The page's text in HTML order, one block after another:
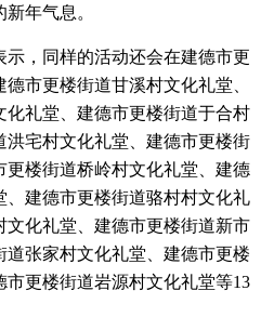
年气息。
示，同样的活动还会在建德市更
市更楼街道甘溪村文化礼堂、
礼堂、建德市更楼街道于合村
宅村文化礼堂、建德市更楼街
楼街道桥岭村文化礼堂、建德
建德市更楼街道骆村村文化礼
化礼堂、建德市更楼街道新市
张家村文化礼堂、建德市更楼
更楼街道岩源村文化礼堂等13